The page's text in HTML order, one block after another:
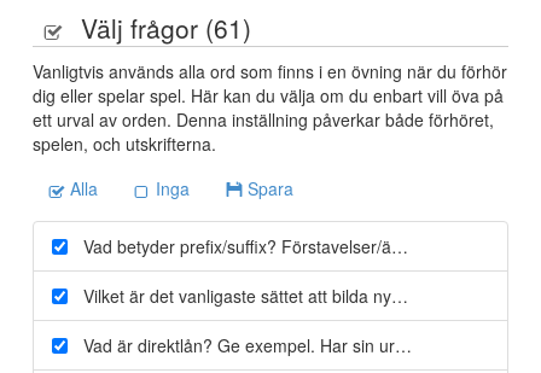
Välj frågor (61)
Vanligtvis används alla ord som finns i en övning när du förhör
dig eller spelar spel. Här kan du välja om du enbart vill öva på
ett urval av orden. Denna inställning påverkar både förhöret,
spelen, och utskrifterna.
Alla
Inga Spara
Vad betyder prefix/suffix? Förstavelser/ändelser
Vilket är det vanligaste sättet att bilda nya ord? Ge
Vad är direktlån? Ge exempel. Har sin ursprungliga form